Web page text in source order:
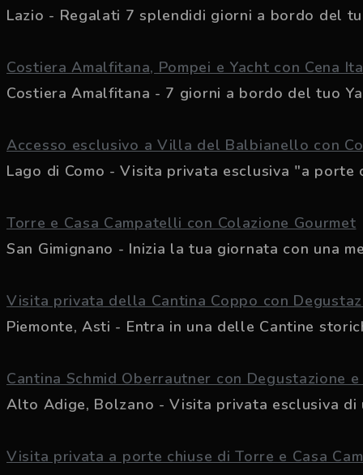
Lazio - Regalati 7 splendidi giorni a bordo del
Costiera Amalfitana, Pompei e Yacht con Cena
Costiera Amalfitana - 7 giorni a bordo del tuo
Accesso esclusivo a Villa del Balbianello con
Lago di Como - Visita privata esclusiva "a porte
Torre e Casa Campatelli con Colazione Gourmet
San Gimignano - Inizia la tua giornata con una
Visita privata della Cantina Coppo con
Piemonte, Asti - Entra in una delle Cantine
Cantina Schmid Oberrautner con Degustazione
Alto Adige, Bolzano - Visita privata esclusiva di
Visita privata a porte chiuse di Torre e Casa